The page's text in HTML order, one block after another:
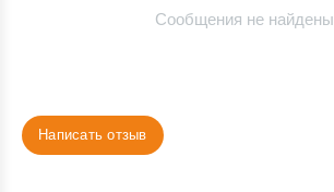
Сообщения не найдены
Написать отзыв